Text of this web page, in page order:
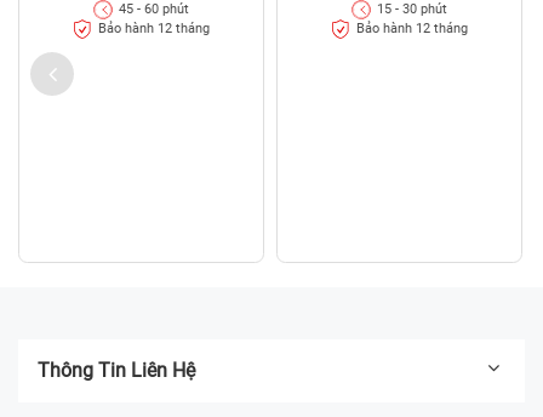
45 - 60 phút
Bảo hành 12 tháng
15 - 30 phút
Bảo hành 12 tháng
Thông Tin Liên Hệ